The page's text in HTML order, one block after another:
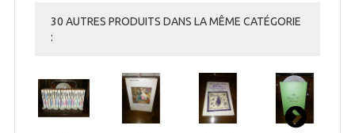
30 AUTRES PRODUITS DANS LA MÊME CATÉGORIE
: